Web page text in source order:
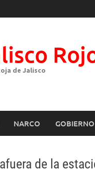
de Jalisco
NARCO GOBIERNO
de la